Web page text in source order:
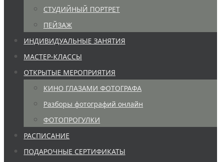
СТУДИЙНЫЙ ПОРТРЕТ
ПЕЙЗАЖ
ИНДИВИДУАЛЬНЫЕ ЗАНЯТИЯ
МАСТЕР-КЛАССЫ
ОТКРЫТЫЕ МЕРОПРИЯТИЯ
КИНО ГЛАЗАМИ ФОТОГРАФА
Разборы фотографий онлайн
ФОТОПРОГУЛКИ
РАСПИСАНИЕ
ПОДАРОЧНЫЕ СЕРТИФИКАТЫ